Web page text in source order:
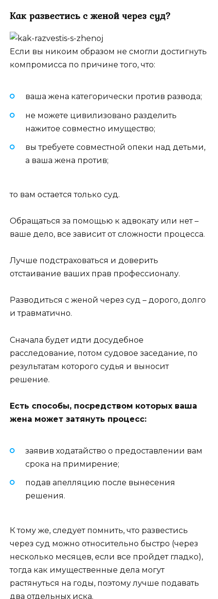
Как развестись с женой через суд?
Если вы никоим образом не смогли достигнуть
компромисса по причине того, что:
ваша жена категорически против развода;
не можете цивилизовано разделить
нажитое совместно имущество;
вы требуете совместной опеки над детьми,
а ваша жена против;
то вам остается только суд.
Обращаться за помощью к адвокату или нет –
ваше дело, все зависит от сложности процесса.
Лучше подстраховаться и доверить
отстаивание ваших прав профессионалу.
Разводиться с женой через суд – дорого, долго
и травматично.
Сначала будет идти досудебное
расследование, потом судовое заседание, по
результатам которого судья и выносит
решение.
Есть способы, посредством которых ваша
жена может затянуть процесс:
заявив ходатайство о предоставлении вам
срока на примирение;
подав апелляцию после вынесения
решения.
К тому же, следует помнить, что развестись
через суд можно относительно быстро (через
несколько месяцев, если все пройдет гладко),
тогда как имущественные дела могут
растянуться на годы, поэтому лучше подавать
два отдельных иска.